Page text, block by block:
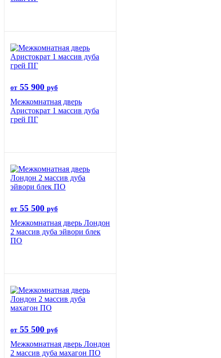
от 55 900 руб
Межкомнатная дверь
Аристократ 1 массив дуба
грей ПГ
от 55 500 руб
Межкомнатная дверь Лондон
2 массив дуба эйвори блек
ПО
от 55 500 руб
Межкомнатная дверь Лондон
2 массив дуба махагон ПО